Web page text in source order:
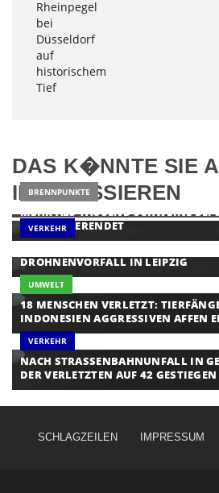
DAS K�NNTE SIE
INTERESSIEREN
BRENNPUNKTE
MEHR ALS TAUSEND SCHWEINE
BAYERN VERENDET
VERKEHR
DROHNENVORFALL IN LEIPZIG
UMWELT
18 MENSCHEN VERLETZT:
INDONESIEN AGGRESSIVEN AFFEN
VERKEHR
NACH STRASSENBAHNUNFALL IN
ER VERLETZTEN AUF 42 GESTIEGEN
SCHLAGZEILEN IMPRESSUM